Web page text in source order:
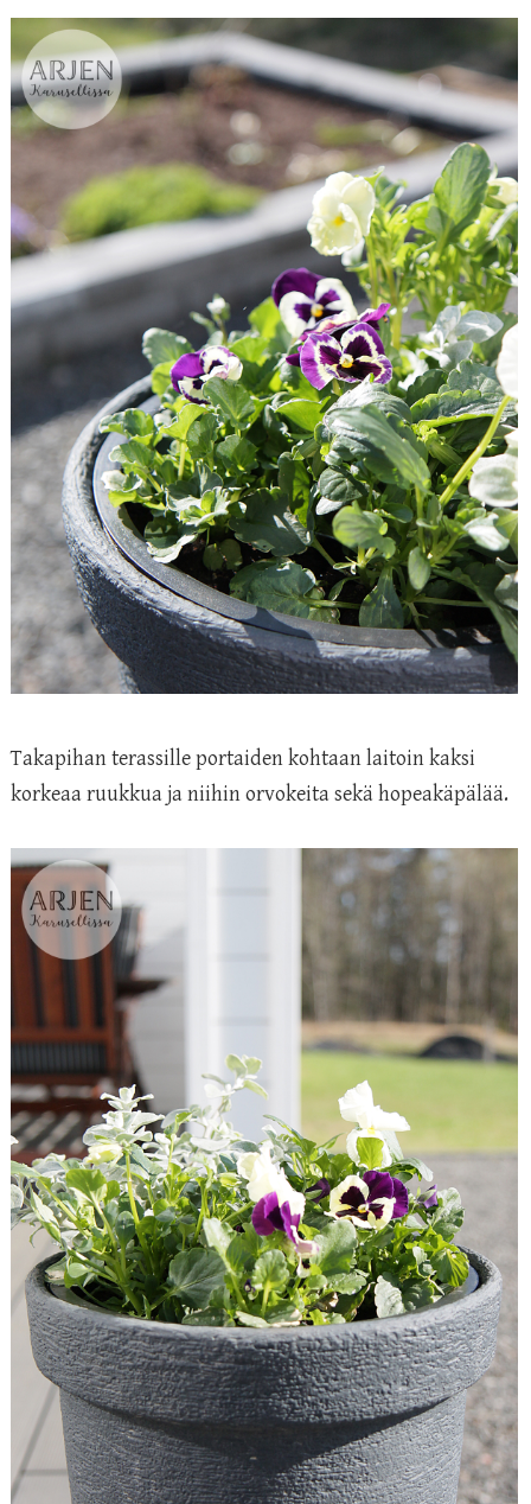
Takapihan terassille portaiden kohtaan laitoin kaksi
korkeaa ruukkua ja niihin orvokeita sekä hopeakäpälää.